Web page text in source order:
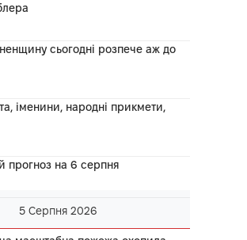
сьогодні розпече аж до
іменини, народні прикмети,
прогноз на 6 серпня
5 Серпня 2026